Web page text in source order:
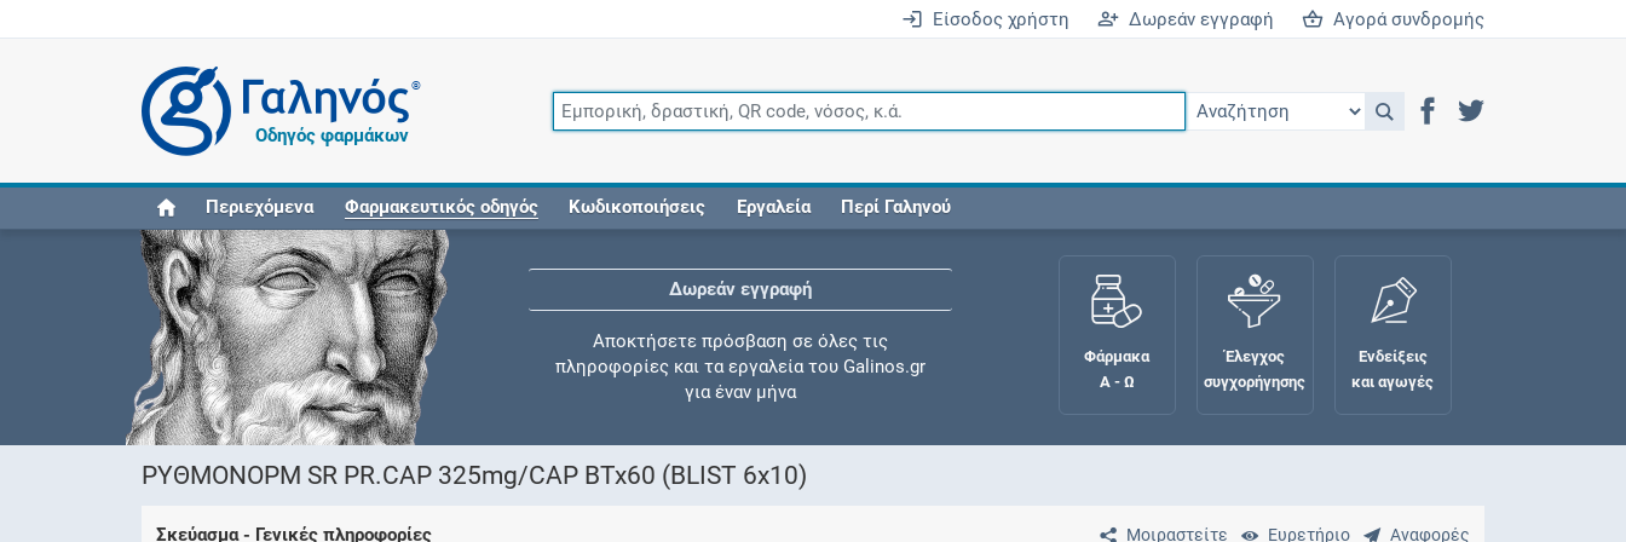
Είσοδος χρήστη Δωρεάν εγγραφή Αγορά συνδρομής
®
Οδηγός φαρμάκων
Περιεχόμενα Φαρμακευτικός οδηγός Κωδικοποιήσεις Εργαλεία Περί Γαληνού
Δωρεάν εγγραφή
Αποκτήσετε πρόσβαση σε όλες τις
πληροφορίες και τα εργαλεία του Galinos.gr
για έναν μήνα
Φάρμακα
Α - Ω
Έλεγχος
συγχορήγησης
Ενδείξεις
και αγωγές
ΡΥΘΜΟΝΟΡΜ SR PR.CAP 325mg/CAP BTx60 (BLIST 6x10)
Μοιραστείτε Ευρετήριο Αναφορές
Σκεύασμα - Γενικές πληροφορίες